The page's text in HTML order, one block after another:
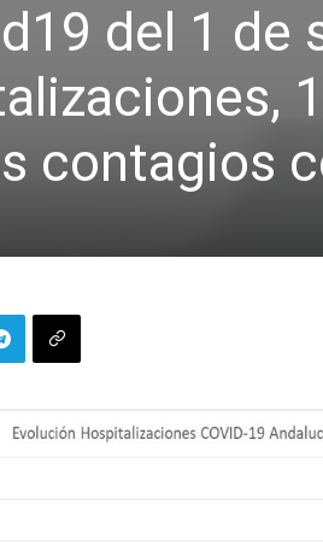
del 1 de
contagios